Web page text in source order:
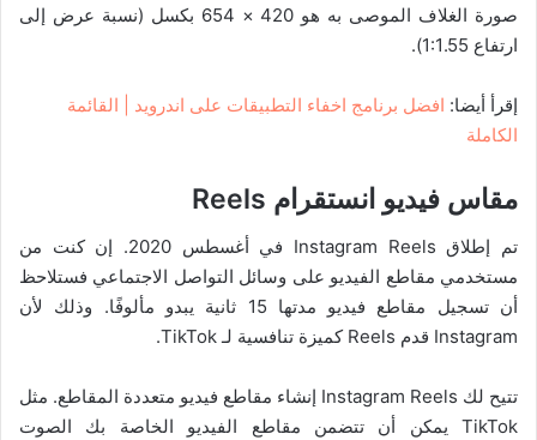
صورة الغلاف الموصى به هو 420 × 654 بكسل (نسبة عرض إلى
ارتفاع 1:1.55).
إقرأ أيضا: افضل برنامج اخفاء التطبيقات على اندرويد | القائمة
الكاملة
مقاس فيديو انستقرام Reels
تم إطلاق Instagram Reels في أغسطس 2020. إن كنت من
مستخدمي مقاطع الفيديو على وسائل التواصل الاجتماعي فستلاحظ
أن تسجيل مقاطع فيديو مدتها 15 ثانية يبدو مألوفًا. وذلك لأن
Instagram قدم Reels كميزة تنافسية لـ TikTok.
تتيح لك Instagram Reels إنشاء مقاطع فيديو متعددة المقاطع. مثل
TikTok يمكن أن تتضمن مقاطع الفيديو الخاصة بك الصوت